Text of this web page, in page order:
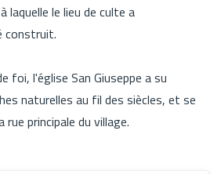
laquelle le lieu de culte a
construit.
foi, l'église San Giuseppe a su
naturelles au fil des siècles, et se
principale du village.